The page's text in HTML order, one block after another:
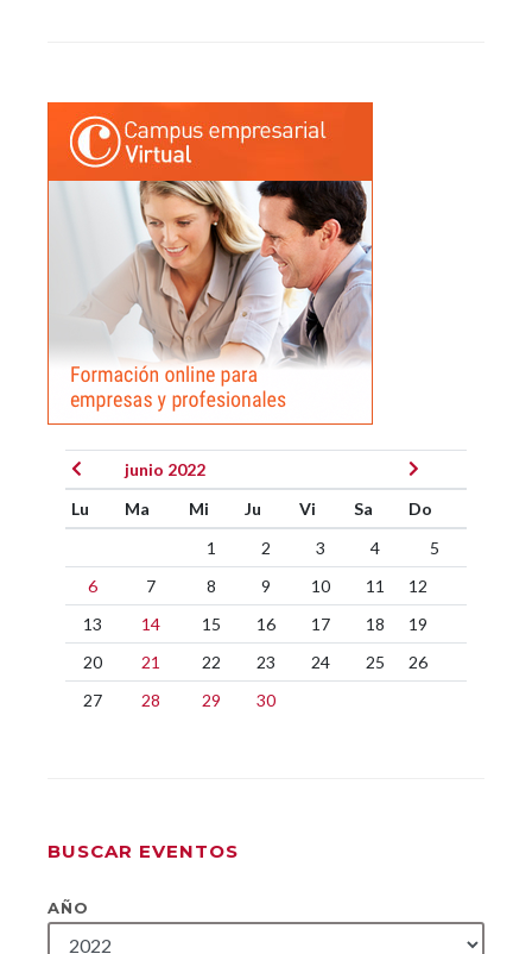
junio 2022
Lu
Ma Mi Ju Vi Sa
Do
1
2 3 4
5
6
7 8 9 10 11
12
13
14 15 16 17 18
19
20
21 22 23 24 25
26
27
28 29 30
BUSCAR EVENTOS
AÑO